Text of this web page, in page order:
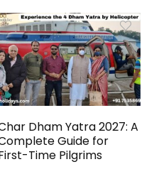
Dham Yatra 2027: A
Guide for
Time Pilgrims